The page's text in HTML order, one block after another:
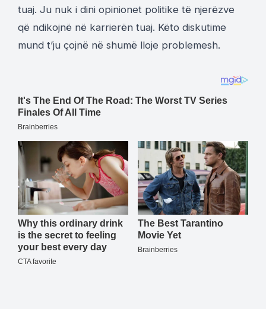
tuaj. Ju nuk i dini opinionet politike të njerëzve
që ndikojnë në karrierën tuaj. Këto diskutime
mund t’ju çojnë në shumë lloje problemesh.